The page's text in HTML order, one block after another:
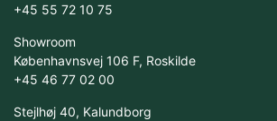
+45 55 72 10 75
Showroom
Københavnsvej 106 F, Roskilde
+45 46 77 02 00
Stejlhøj 40, Kalundborg